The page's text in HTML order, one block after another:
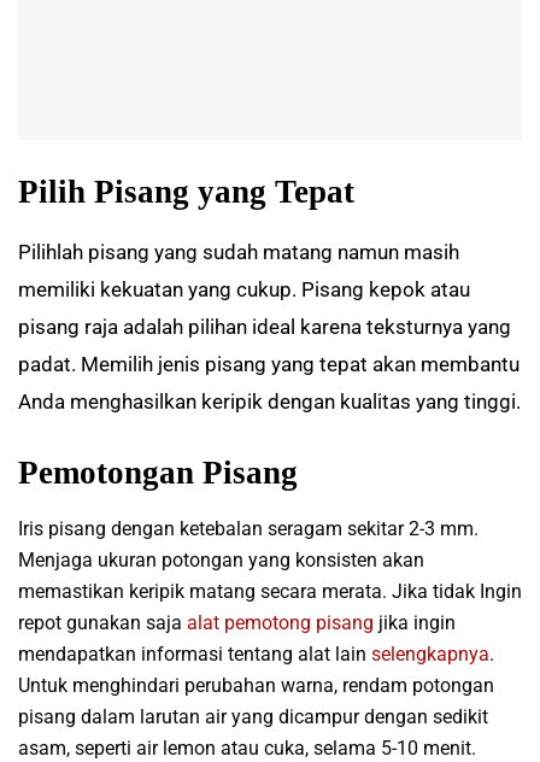
Pilih Pisang yang Tepat
Pilihlah pisang yang sudah matang namun masih
memiliki kekuatan yang cukup. Pisang kepok atau
pisang raja adalah pilihan ideal karena teksturnya yang
padat. Memilih jenis pisang yang tepat akan membantu
Anda menghasilkan keripik dengan kualitas yang tinggi.
Pemotongan Pisang
Iris pisang dengan ketebalan seragam sekitar 2-3 mm.
Menjaga ukuran potongan yang konsisten akan
memastikan keripik matang secara merata. Jika tidak Ingin
repot gunakan saja alat pemotong pisang jika ingin
mendapatkan informasi tentang alat lain selengkapnya.
Untuk menghindari perubahan warna, rendam potongan
pisang dalam larutan air yang dicampur dengan sedikit
asam, seperti air lemon atau cuka, selama 5-10 menit.